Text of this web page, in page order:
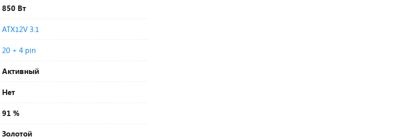
850 Вт
ATX12V 3.1
20 + 4 pin
Активный
Нет
91 %
Золотой